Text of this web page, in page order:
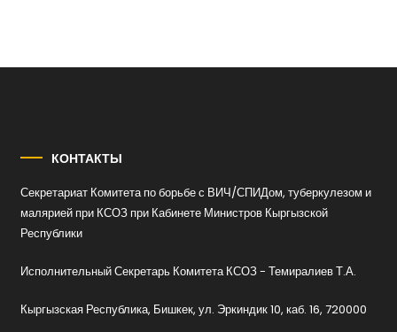
КОНТАКТЫ
Секретариат Комитета по борьбе с ВИЧ/СПИДом, туберкулезом и
малярией при КСОЗ при Кабинете Министров Кыргызской
Республики
Исполнительный Секретарь Комитета КСОЗ - Темиралиев Т.А.
Кыргызская Республика, Бишкек, ул. Эркиндик 10, каб. 16, 720000